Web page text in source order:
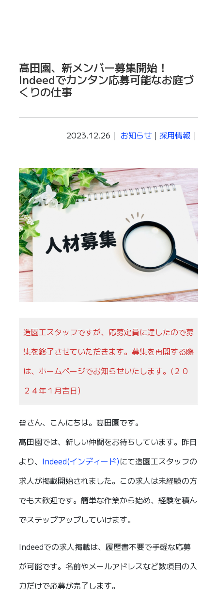
髙田園、新メンバー募集開始！
Indeedでカンタン応募可能なお庭づ
くりの仕事
2023.12.26｜ お知らせ ｜ 採用情報 ｜
造園工スタッフですが、応募定員に達したので募
集を終了させていただきます。募集を再開する際
は、ホームページでお知らせいたします。(２０
２４年１月吉日)
皆さん、こんにちは。髙田園です。
髙田園では、新しい仲間をお待ちしています。昨日
より、 Indeed(インディード)にて造園工スタッフの
求人が掲載開始されました。この求人は未経験の方
でも大歓迎です。簡単な作業から始め、経験を積ん
でステップアップしていけます。
Indeedでの求人掲載は、履歴書不要で手軽な応募
が可能です。名前やメールアドレスなど数項目の入
力だけで応募が完了します。